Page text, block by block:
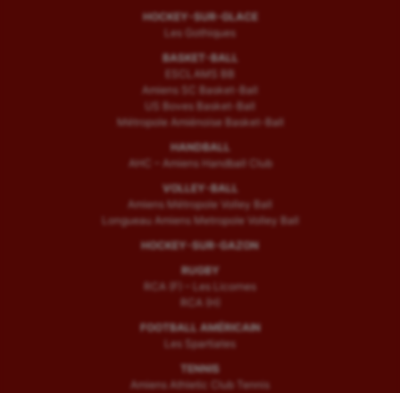
HOCKEY-SUR-GLACE
Les Gothiques
BASKET-BALL
ESCLAMS BB
Amiens SC Basket-Ball
US Boves Basket-Ball
Métropole Amiénoise Basket-Ball
HANDBALL
AHC – Amiens Handball Club
VOLLEY-BALL
Amiens Métropole Volley Ball
Longueau Amiens Metropole Volley Ball
HOCKEY-SUR-GAZON
RUGBY
RCA (F) – Les Licornes
RCA (H)
FOOTBALL AMÉRICAIN
Les Spartiates
TENNIS
Amiens Athletic Club Tennis